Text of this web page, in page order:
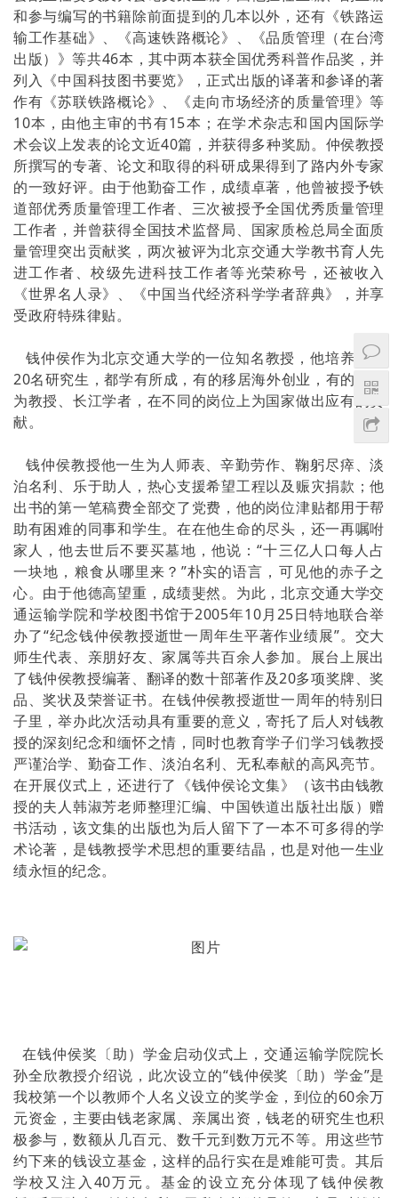
和参与编写的书籍除前面提到的几本以外，还有《铁路运
输工作基础》、《高速铁路概论》、《品质管理（在台湾
出版）》等共46本，其中两本获全国优秀科普作品奖，并
列入《中国科技图书要览》，正式出版的译著和参译的著
作有《苏联铁路概论》、《走向市场经济的质量管理》等
10本，由他主审的书有15本；在学术杂志和国内国际学
术会议上发表的论文近40篇，并获得多种奖励。仲侯教授
所撰写的专著、论文和取得的科研成果得到了路内外专家
的一致好评。由于他勤奋工作，成绩卓著，他曾被授予铁
道部优秀质量管理工作者、三次被授予全国优秀质量管理
工作者，并曾获得全国技术监督局、国家质检总局全面质
量管理突出贡献奖，两次被评为北京交通大学教书育人先
进工作者、校级先进科技工作者等光荣称号，还被收入
《世界名人录》、《中国当代经济科学学者辞典》，并享
受政府特殊律贴。
钱仲侯作为北京交通大学的一位知名教授，他培养的近
20名研究生，都学有所成，有的移居海外创业，有的己成
为教授、长江学者，在不同的岗位上为国家做出应有的贡
献。
钱仲侯教授他一生为人师表、辛勤劳作、鞠躬尽瘁、淡
泊名利、乐于助人，热心支援希望工程以及赈灾捐款；他
出书的第一笔稿费全部交了党费，他的岗位津贴都用于帮
助有困难的同事和学生。在在他生命的尽头，还一再嘱咐
家人，他去世后不要买墓地，他说：“十三亿人口每人占
一块地，粮食从哪里来？”朴实的语言，可见他的赤子之
心。由于他德高望重，成绩斐然。为此，北京交通大学交
通运输学院和学校图书馆于2005年10月25日特地联合举
办了“纪念钱仲侯教授逝世一周年生平著作业绩展”。交大
师生代表、亲朋好友、家属等共百余人参加。展台上展出
了钱仲侯教授编著、翻译的数十部著作及20多项奖牌、奖
品、奖状及荣誉证书。在钱仲侯教授逝世一周年的特别日
子里，举办此次活动具有重要的意义，寄托了后人对钱教
授的深刻纪念和缅怀之情，同时也教育学子们学习钱教授
严谨治学、勤奋工作、淡泊名利、无私奉献的高风亮节。
在开展仪式上，还进行了《钱仲侯论文集》（该书由钱教
授的夫人韩淑芳老师整理汇编、中国铁道出版社出版）赠
书活动，该文集的出版也为后人留下了一本不可多得的学
术论著，是钱教授学术思想的重要结晶，也是对他一生业
绩永恒的纪念。
在钱仲侯奖〔助）学金启动仪式上，交通运输学院院长
孙全欣教授介绍说，此次设立的“钱仲侯奖〔助）学金”是
我校第一个以教师个人名义设立的奖学金，到位的60余万
元资金，主要由钱老家属、亲属出资，钱老的研究生也积
极参与，数额从几百元、数千元到数万元不等。用这些节
约下来的钱设立基金，这样的品行实在是难能可贵。其后
学校又注入40万元。基金的设立充分体现了钱仲侯教